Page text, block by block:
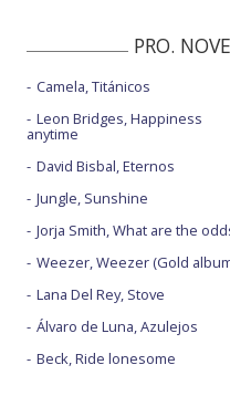
PRO.
Camela, Titánicos
Leon Bridges, Happiness
anytime
David Bisbal, Eternos
Jungle, Sunshine
Jorja Smith, What are the
Weezer, Weezer (Gold
Lana Del Rey, Stove
Álvaro de Luna, Azulejos
Beck, Ride lonesome